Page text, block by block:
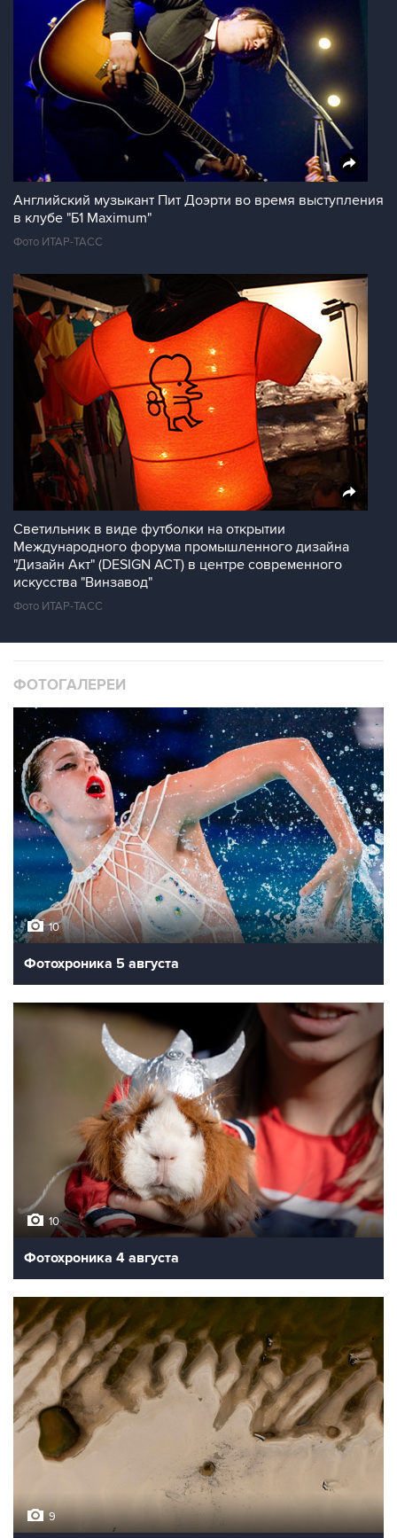
Английский музыкант Пит Доэрти во время выступления
в клубе "Б1 Maximum"
Фото ИТАР-ТАСС
Светильник в виде футболки на открытии
Международного форума промышленного дизайна
"Дизайн Акт" (DESIGN ACT) в центре современного
искусства "Винзавод"
Фото ИТАР-ТАСС
ФОТОГАЛЕРЕИ
10
Фотохроника 5 августа
10
Фотохроника 4 августа
9